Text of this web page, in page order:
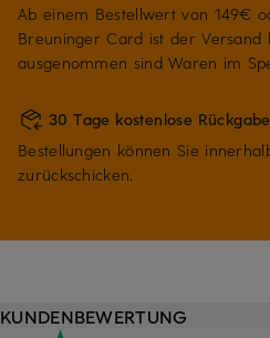
Ab einem Bestellwert von 149€
Breuninger Card ist der Versand
ausgenommen sind Waren im
30 Tage kostenlose Rückgabe
Bestellungen können Sie
zurückschicken.
KUNDENBEWERTUNG